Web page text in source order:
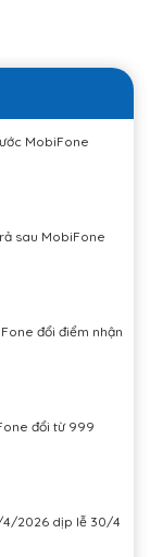
MobiFone
sau MobiFone
đổi điểm nhận
đổi từ 999
4/2026 dịp lễ 30/4